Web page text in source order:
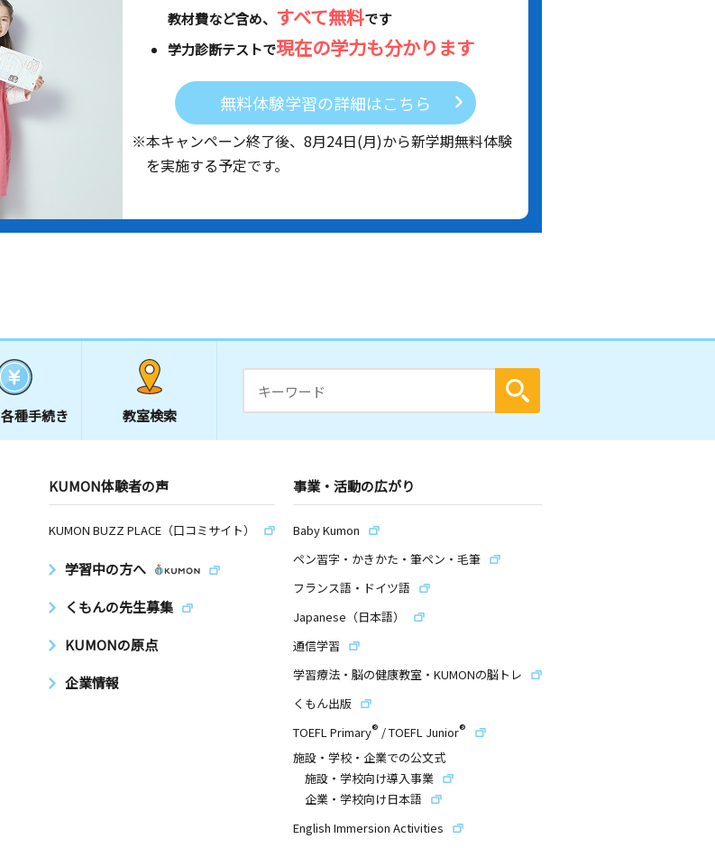
教材費など含め、 すべて無料です
学力診断テストで現在の学力も分かります
無料体験学習の詳細はこちら
※本キャンペーン終了後、 8月24日(月)から新学期無料体験
を実施する予定です。
各種手続き 教室検索
KUMON体験者の声
KUMON BUZZ PLACE（口コミサイト）
学習中の方へ
くもんの先生募集
KUMONの原点
企業情報
事業・活動の広がり
Baby Kumon
ペン習字・かきかた・筆ペン・毛筆
フランス語・ドイツ語
Japanese（日本語）
通信学習
学習療法・脳の健康教室・KUMONの脳トレ
くもん出版
TOEFL Primary® /TOEFL Junior®
施設・学校・企業での公文式
施設・学校向け導入事業
企業・学校向け日本語
English Immersion Activities